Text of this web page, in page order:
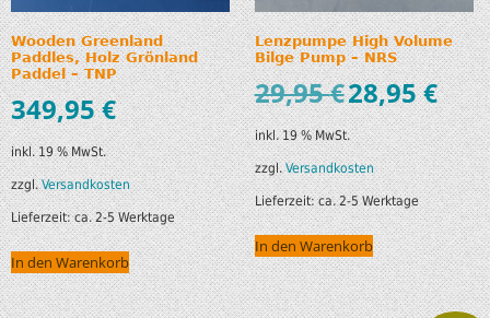
Wooden Greenland
Paddles, Holz Grönland
Paddel – TNP
349,95€
inkl. 19 % MwSt.
zzgl.Versandkosten
Lieferzeit:ca. 2-5 Werktage
In den Warenkorb
Lenzpumpe High Volume
Bilge Pump – NRS
29,95€28,95€
inkl. 19 % MwSt.
zzgl.Versandkosten
Lieferzeit:ca. 2-5 Werktage
In den Warenkorb